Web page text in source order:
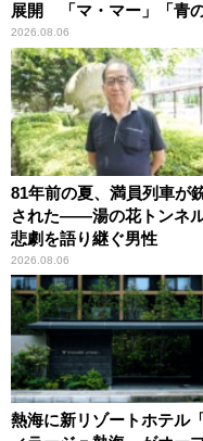
展開 「マ・マー」「青
2026.08.06
81年前の夏、満員列車が
された――湯の花トンネ
悲劇を語り継ぐ男性
2026.08.06
熱海に新リゾートホテル